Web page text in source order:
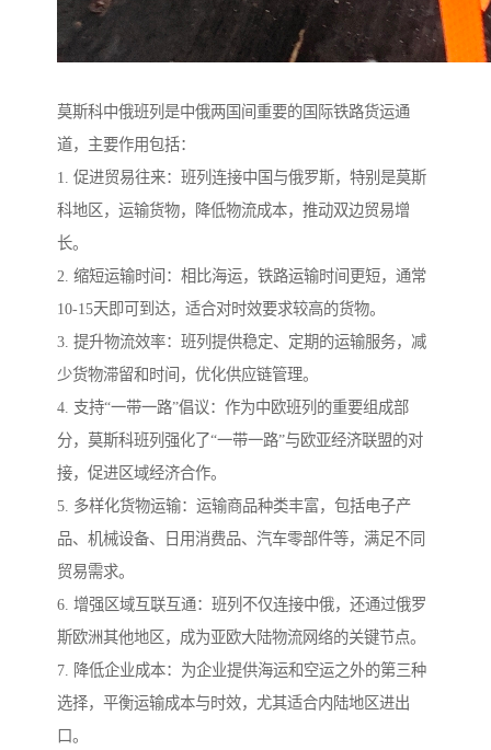
莫斯科中俄班列是中俄两国间重要的国际铁路货运通
道，主要作用包括：
1. 促进贸易往来：班列连接中国与俄罗斯，特别是莫斯
科地区，运输货物，降低物流成本，推动双边贸易增
长。
2. 缩短运输时间：相比海运，铁路运输时间更短，通常
10-15天即可到达，适合对时效要求较高的货物。
3. 提升物流效率：班列提供稳定、定期的运输服务，减
少货物滞留和时间，优化供应链管理。
4. 支持“一带一路”倡议：作为中欧班列的重要组成部
分，莫斯科班列强化了“一带一路”与欧亚经济联盟的对
接，促进区域经济合作。
5. 多样化货物运输：运输商品种类丰富，包括电子产
品、机械设备、日用消费品、汽车零部件等，满足不同
贸易需求。
6. 增强区域互联互通：班列不仅连接中俄，还通过俄罗
斯欧洲其他地区，成为亚欧大陆物流网络的关键节点。
7. 降低企业成本：为企业提供海运和空运之外的第三种
选择，平衡运输成本与时效，尤其适合内陆地区进出
口。